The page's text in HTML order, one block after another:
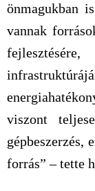
önmagukban
vannak
viszont
gépbeszerzés,
forrás” – tette